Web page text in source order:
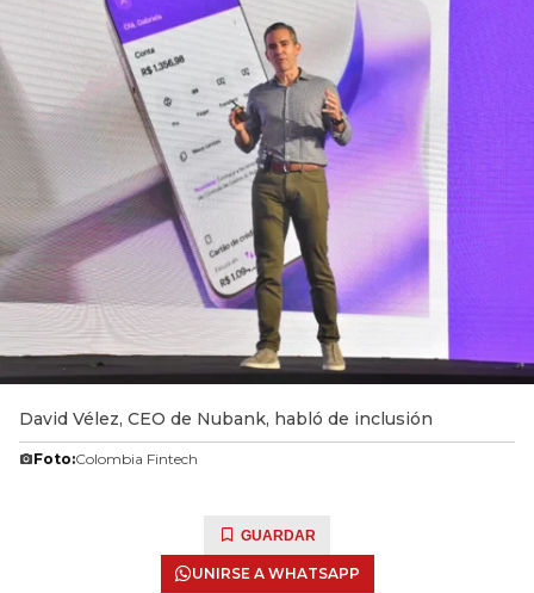
David Vélez, CEO de Nubank, habló de inclusión
Foto:Colombia Fintech
GUARDAR
UNIRSE A WHATSAPP